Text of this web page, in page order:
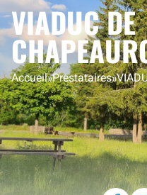
VIADUC DE
Accueil»Prestataires»